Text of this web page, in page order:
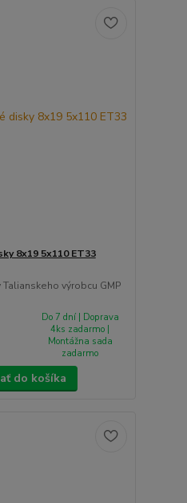
8x19 5x110 ET33
výrobcu GMP
Do 7 dní | Doprava
4ks zadarmo |
Montážna sada
zadarmo
do košíka